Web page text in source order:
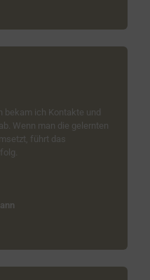
bekam ich Kontakte und
Wenn man die gelernten
führt das